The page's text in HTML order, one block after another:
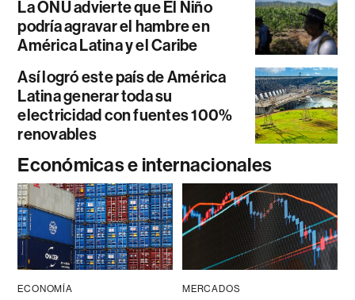
La ONU advierte que El Niño
podría agravar el hambre en
América Latina y el Caribe
Así logró este país de América
Latina generar toda su
electricidad con fuentes 100%
renovables
Económicas e internacionales
ECONOMÍA MERCADOS